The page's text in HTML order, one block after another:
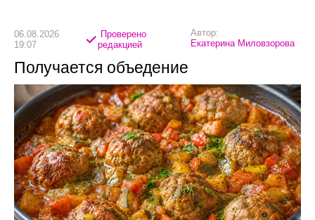
06.08.2026
19:07
Проверено
редакцией
Автор:
Екатерина Миловзорова
Получается объедение